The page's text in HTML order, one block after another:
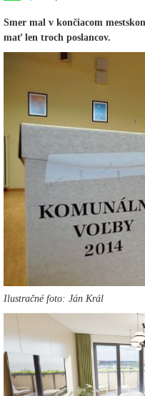
Smer mal v končiacom
mať len troch poslancov.
Ilustračné foto: Ján Král